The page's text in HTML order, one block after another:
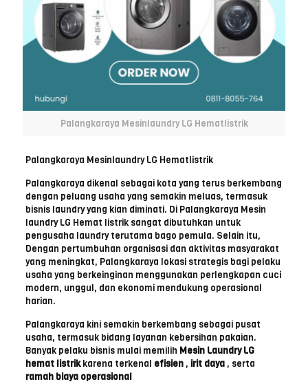
Palangkaraya Mesinlaundry LG Hematlistrik
Palangkaraya Mesinlaundry LG Hematlistrik
Palangkaraya dikenal sebagai kota yang terus berkembang
dengan peluang usaha yang semakin meluas, termasuk
bisnis laundry yang kian diminati. Di Palangkaraya Mesin
laundry LG Hemat listrik sangat dibutuhkan untuk
pengusaha laundry terutama bago pemula. Selain itu,
Dengan pertumbuhan organisasi dan aktivitas masyarakat
yang meningkat, Palangkaraya lokasi strategis bagi pelaku
usaha yang berkeinginan menggunakan perlengkapan cuci
modern, unggul, dan ekonomi mendukung operasional
harian.
Palangkaraya kini semakin berkembang sebagai pusat
usaha, termasuk bidang layanan kebersihan pakaian.
Banyak pelaku bisnis mulai memilih Mesin Laundry LG
hemat listrikkarena terkenal efisien, irit daya, serta
ramah biaya operasional